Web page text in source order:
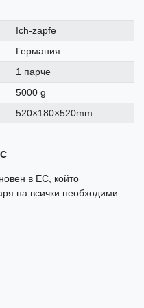
Ich-zapfe
Германия
1 парче
5000 g
520×180×520mm
в ЕС, който
на всички необходими